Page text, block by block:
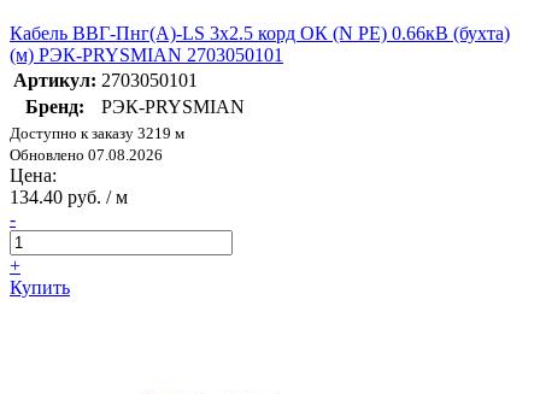
Кабель ВВГ-Пнг(А)-LS 3х2.5 корд ОК (N PE) 0.66кВ (бухта)
(м) РЭК-PRYSMIAN 2703050101
Артикул: 2703050101
Бренд:
РЭК-PRYSMIAN
Доступно к заказу 3219 м
Обновлено 07.08.2026
Цена:
134.40 руб. / м
-
+
Купить